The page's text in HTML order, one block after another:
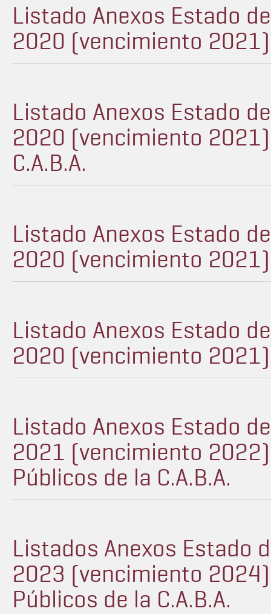
Listado Anexos Estado
2020 (vencimiento
Listado Anexos Estado
2020 (vencimiento
C.A.B.A.
Listado Anexos Estado
2020 (vencimiento
Listado Anexos Estado
2020 (vencimiento 2021)
Listado Anexos Estado
2021 (vencimiento
Públicos de la C.A.B.A.
Listados Anexos Estado
2023 (vencimiento
Públicos de la C.A.B.A.